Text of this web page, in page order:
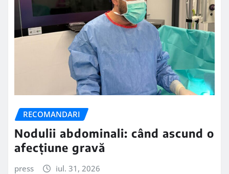
RECOMANDARI
Nodulii abdominali: când ascund o
afecțiune gravă
press iul. 31, 2026